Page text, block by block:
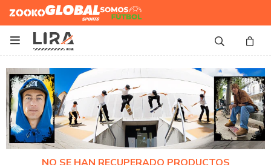
Zooko Global Sports
Somos
Futbol
